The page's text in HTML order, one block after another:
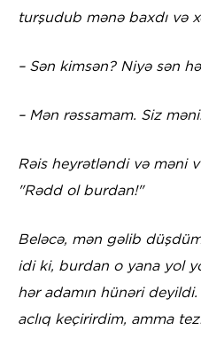
turşudub mənə baxdı və
– Sən kimsən? Niyə sən
– Mən rəssamam. Siz
Rəis heyrətləndi və məni
"Rədd ol burdan!"
Beləcə, mən gəlib
idi ki, burdan o yana yol
hər adamın hünəri
aclıq keçirirdim, amma